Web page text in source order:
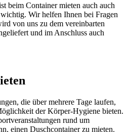
beim Container mieten auch auch
Wir helfen Ihnen bei Fragen
von uns zu dem vereinbarten
und im Anschluss auch
die über mehrere Tage laufen,
der Körper-Hygiene bieten.
rund um
einen Duschcontainer zu mieten.